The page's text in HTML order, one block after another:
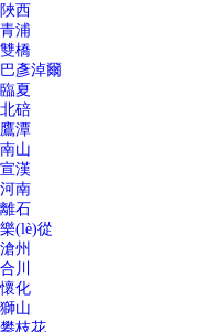
陜西
青浦
雙橋
巴彥淖爾
臨夏
北碚
鷹潭
南山
宣漢
河南
離石
樂(lè)從
滄州
合川
懷化
獅山
攀枝花